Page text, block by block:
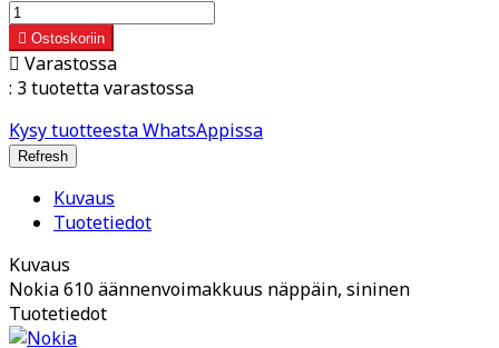
 Ostoskoriin
 Varastossa
: 3 tuotetta varastossa
Kysy tuotteesta WhatsAppissa
Kuvaus
Tuotetiedot
Kuvaus
Nokia 610 äännenvoimakkuus näppäin, sininen
Tuotetiedot